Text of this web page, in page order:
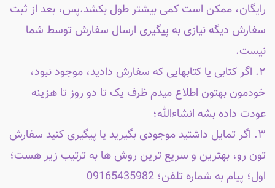
رایگان، ممکن است کمی بیشتر طول بکشد.پس، بعد از ثبت
سفارش دیگه نیازی به پیگیری ارسال سفارش توسط شما
نیست.
۲. اگر کتابی یا کتابهایی که سفارش دادید، موجود نبود،
خودمون بهتون اطلاع میدم ظرف یک تا دو روز تا هزینه
عودت داده بشه انشاءالله؛
۳. اگر تمایل داشتید موجودی بگیرید یا پیگیری کنید سفارش
تون رو، بهترین و سریع ترین روش ها به ترتیب زیر هست؛
اول؛ پیام به شماره تلفن؛ 09165435982